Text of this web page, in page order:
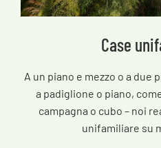
Case
A un piano e mezzo o a due
a padiglione o piano,
campagna o cubo – noi
unifamiliare su